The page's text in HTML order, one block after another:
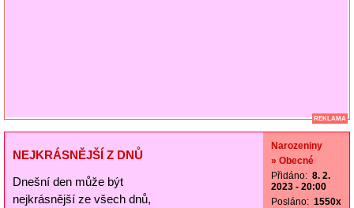
REKLAMA
NEJKRÁSNĚJŠÍ Z DNŮ
Dnešní den může být
nejkrásnější ze všech dnů,
Narozeniny
» Obecné
Přidáno: 8. 2.
2023 - 20:00
Posláno: 1550x